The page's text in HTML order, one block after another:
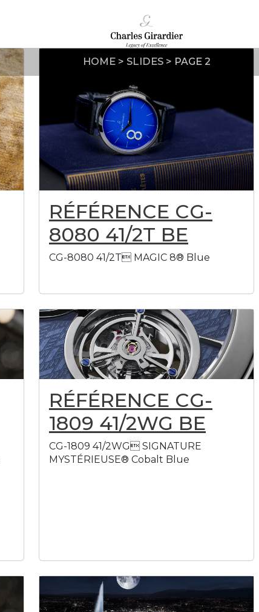
HOME> SLIDES> PAGE 2
RÉFÉRENCE CG-
8080 41/2T BE
CG-8080 41/2T MAGIC 8® Blue
RÉFÉRENCE CG-
1809 41/2WG BE
CG-1809 41/2WG SIGNATURE
MYSTÉRIEUSE® Cobalt Blue